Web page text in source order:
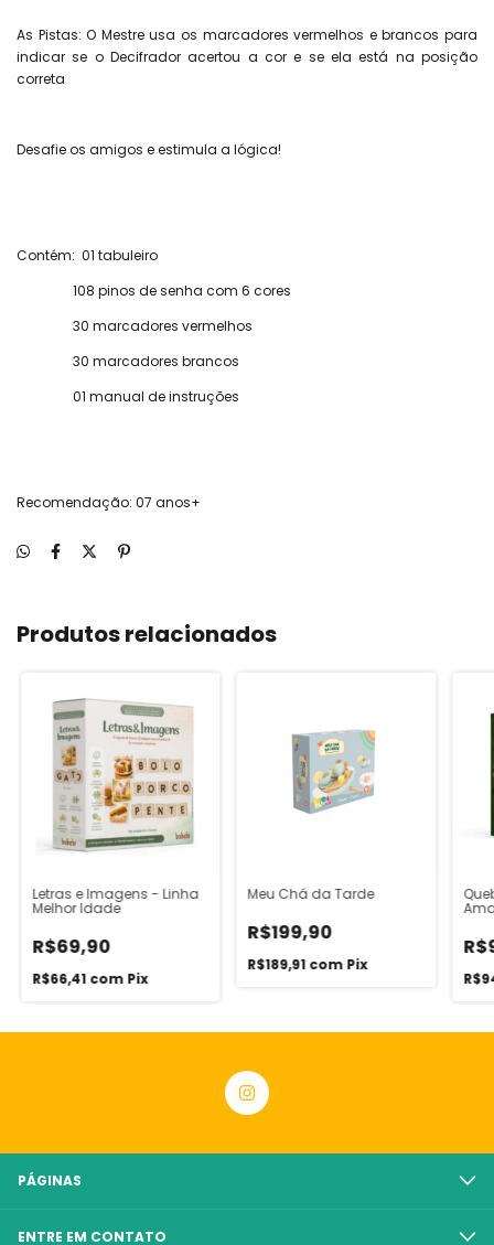
As Pistas: O Mestre usa os marcadores vermelhos e brancos para
indicar se o Decifrador acertou a cor e se ela está na posição
correta
Desafie os amigos e estimula a lógica!
Contém: 01 tabuleiro
108 pinos de senha com 6 cores
30 marcadores vermelhos
30 marcadores brancos
01 manual de instruções
Recomendação: 07 anos+
Produtos relacionados
Letras e Imagens - Linha
Melhor Idade
R$69,90
R$66,41 com Pix
Meu Chá da Tarde
R$199,90
R$189,91 com Pix
PÁGINAS
ENTRE EM CONTATO